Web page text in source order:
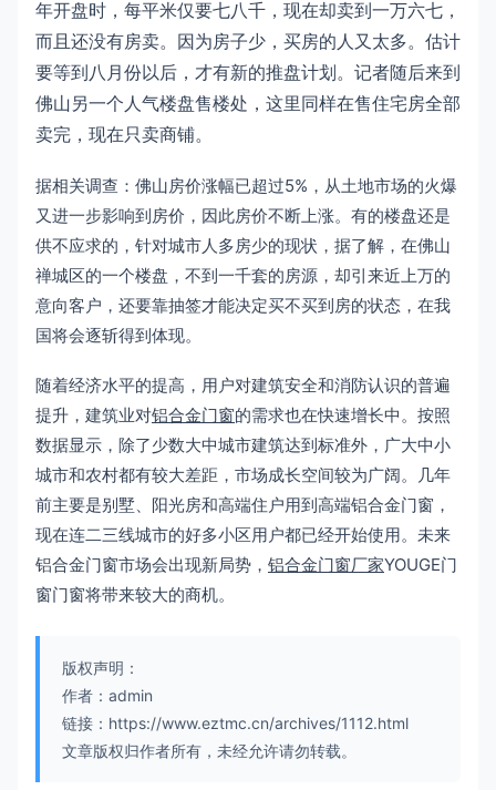
年开盘时，每平米仅要七八千，现在却卖到一万六七，
而且还没有房卖。因为房子少，买房的人又太多。估计
要等到八月份以后，才有新的推盘计划。记者随后来到
佛山另一个人气楼盘售楼处，这里同样在售住宅房全部
卖完，现在只卖商铺。
据相关调查：佛山房价涨幅已超过5%，从土地市场的火爆
又进一步影响到房价，因此房价不断上涨。有的楼盘还是
供不应求的，针对城市人多房少的现状，据了解，在佛山
禅城区的一个楼盘，不到一千套的房源，却引来近上万的
意向客户，还要靠抽签才能决定买不买到房的状态，在我
国将会逐斩得到体现。
随着经济水平的提高，用户对建筑安全和消防认识的普遍
提升，建筑业对铝合金门窗的需求也在快速增长中。按照
数据显示，除了少数大中城市建筑达到标准外，广大中小
城市和农村都有较大差距，市场成长空间较为广阔。几年
前主要是别墅、阳光房和高端住户用到高端铝合金门窗，
现在连二三线城市的好多小区用户都已经开始使用。未来
铝合金门窗市场会出现新局势， 铝合金门窗厂家YOUGE门
窗门窗将带来较大的商机。
版权声明：
作者：admin
链接：https://www.eztmc.cn/archives/1112.html
文章版权归作者所有，未经允许请勿转载。